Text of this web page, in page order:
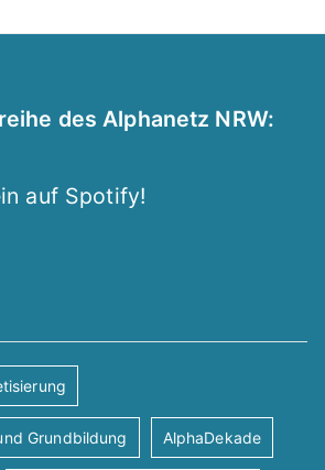
des Alphanetz NRW:
auf Spotify!
Grundbildung AlphaDekade